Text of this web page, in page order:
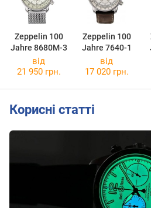
Zeppelin 100
Jahre 8680M-3
Zeppelin 100
Jahre 7640-1
від
21 950 грн.
від
17 020 грн.
Корисні статті